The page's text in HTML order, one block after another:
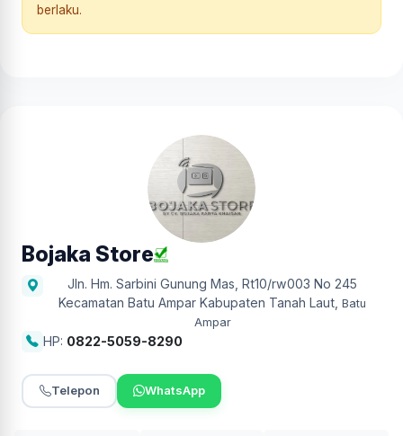
berlaku.
Bojaka Store
Jln. Hm. Sarbini Gunung Mas, Rt10/rw003 No 245
Kecamatan Batu Ampar Kabupaten Tanah Laut Batu
Ampar
HP: 0822-5059-8290
Telepon WhatsApp